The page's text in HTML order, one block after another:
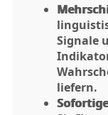
Signale
liefern.